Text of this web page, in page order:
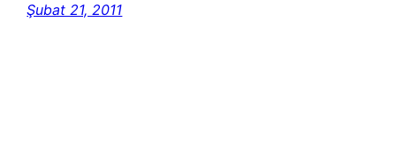
Şubat 21, 2011